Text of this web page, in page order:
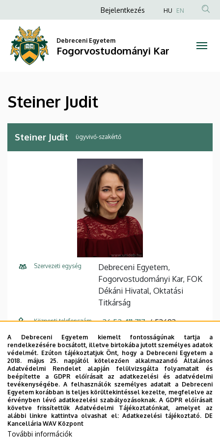
Judit
Fogorvostudományi
a
tartalomra
Anonim
fiók
menüje
Bejelentkezés HU EN
Debreceni Egyetem
Fogorvostudományi Kar
Steiner Judit
Steiner Judit ügyvivő-szakértő
Szervezeti egység
Debreceni Egyetem,
Fogorvostudományi Kar, FOK
Dékáni Hivatal, Oktatási
Titkárság
Központi telefonszám +36 52 411 717 53693
E-mail cím
steiner.judit@dental.unideb.h
u
Cím
4032 Debrecen Nagyerdei
körút 98
Épület Fogászati Tömb
Emelet, ajtó
A Debreceni Egyetem kiemelt fontosságúnak tartja a
rendelkezésére bocsátott, illetve birtokába jutott személyes adatok
védelmét. Ezúton tájékoztatjuk Önt, hogy a Debreceni Egyetem a
2018. május 25. napjától kötelezően alkalmazandó Általános
Adatvédelmi Rendelet alapján felülvizsgálta folyamatait és
beépítette a GDPR előírásait az adatkezelési és adatvédelmi
tevékenységébe. A felhasználók személyes adatait a Debreceni
Egyetem korábban is teljes körültekintéssel kezelte, megfelelve az
érvényben lévő adatkezelési szabályozásoknak. A GDPR előírásait
követve frissítettük Adatvédelmi Tájékoztatónkat, amelyet az
alábbi linkre kattintva olvashat el:Adatkezelési tájékoztató. DE
Kancellária WAV Központ
További információk